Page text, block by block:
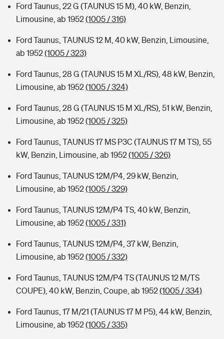
Ford Taunus, 22 G (TAUNUS 15 M), 40 kW, Benzin,
Limousine, ab 1952(1005 / 316)
Ford Taunus, TAUNUS 12 M, 40 kW, Benzin, Limousine,
ab 1952(1005 / 323)
Ford Taunus, 28 G (TAUNUS 15 M XL/RS), 48 kW, Benzin,
Limousine, ab 1952(1005 / 324)
Ford Taunus, 28 G (TAUNUS 15 M XL/RS), 51 kW, Benzin,
Limousine, ab 1952(1005 / 325)
Ford Taunus, TAUNUS 17 MS P3C (TAUNUS 17 M TS), 55
kW, Benzin, Limousine, ab 1952(1005 / 326)
Ford Taunus, TAUNUS 12M/P4, 29 kW, Benzin,
Limousine, ab 1952(1005 / 329)
Ford Taunus, TAUNUS 12M/P4 TS, 40 kW, Benzin,
Limousine, ab 1952(1005 / 331)
Ford Taunus, TAUNUS 12M/P4, 37 kW, Benzin,
Limousine, ab 1952(1005 / 332)
Ford Taunus, TAUNUS 12M/P4 TS (TAUNUS 12 M/TS
COUPE), 40 kW, Benzin, Coupe, ab 1952(1005 / 334)
Ford Taunus, 17 M/21 (TAUNUS 17 M P5), 44 kW, Benzin,
Limousine, ab 1952(1005 / 335)